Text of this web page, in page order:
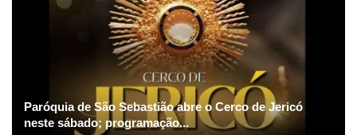
Paróquia de São Sebastião abre o Cerco de Jericó
neste sábado; programação...